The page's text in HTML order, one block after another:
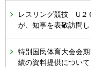
レスリング競技 U２
が、知事を表敬訪問し
特別国民体育大会会
績の資料提供について